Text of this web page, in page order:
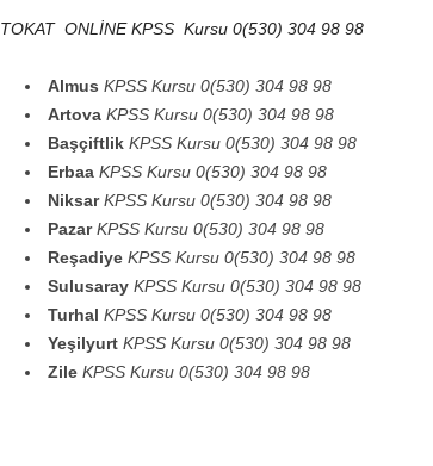
TOKAT ONLİNE KPSS Kursu 0(530) 304 98 98
Almus KPSS Kursu 0(530) 304 98 98
ArtovaKPSS Kursu 0(530) 304 98 98
BaşçiftlikKPSS Kursu 0(530) 304 98 98
ErbaaKPSS Kursu 0(530) 304 98 98
NiksarKPSS Kursu 0(530) 304 98 98
PazarKPSS Kursu 0(530) 304 98 98
ReşadiyeKPSS Kursu 0(530) 304 98 98
SulusarayKPSS Kursu 0(530) 304 98 98
Turhal KPSS Kursu 0(530) 304 98 98
YeşilyurtKPSS Kursu 0(530) 304 98 98
ZileKPSS Kursu 0(530) 304 98 98